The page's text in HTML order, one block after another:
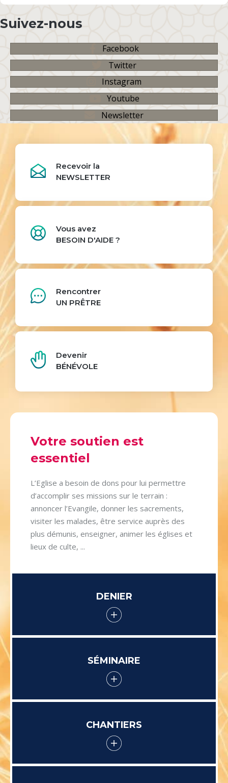
Suivez-nous
Facebook
Twitter
Instagram
Youtube
Newsletter
Recevoir la
NEWSLETTER
Vous avez
BESOIN D'AIDE ?
Rencontrer
UN PRÊTRE
Devenir
BÉNÉVOLE
Votre soutien est
essentiel
L’Eglise a besoin de dons pour lui permettre
d’accomplir ses missions sur le terrain :
annoncer l’Evangile, donner les sacrements,
visiter les malades, être service auprès des
plus démunis, enseigner, animer les églises et
lieux de culte, ...
DENIER
SÉMINAIRE
CHANTIERS